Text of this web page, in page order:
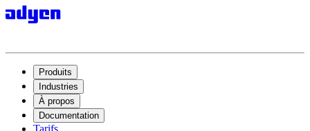
Produits
Industries
À propos
Documentation
Tarifs